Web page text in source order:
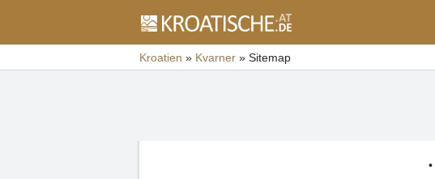
Kroatien » Kvarner » Sitemap
•